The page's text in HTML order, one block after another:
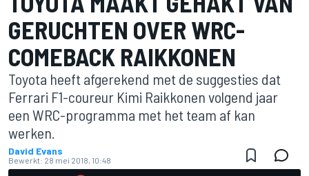
GERUCHTEN OVER WRC-
COMEBACK RAIKKONEN
Toyota heeft afgerekend met de suggesties dat
Ferrari F1-coureur Kimi Raikkonen volgend jaar
een WRC-programma met het team af kan
werken.
David Evans
Bewerkt: 28 mei 2018, 10:48